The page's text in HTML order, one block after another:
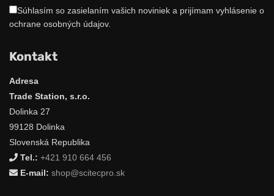
Súhlasím so zasielaním vašich noviniek a prijímam vyhlásenie o
ochrane osobných údajov.
Kontakt
Adresa
Trade Station, s.r.o.
Dolinka 27
99128 Dolinka
Slovenská Republika
Tel.: +421 910 664 456
E-mail: shop@scitecpro.sk